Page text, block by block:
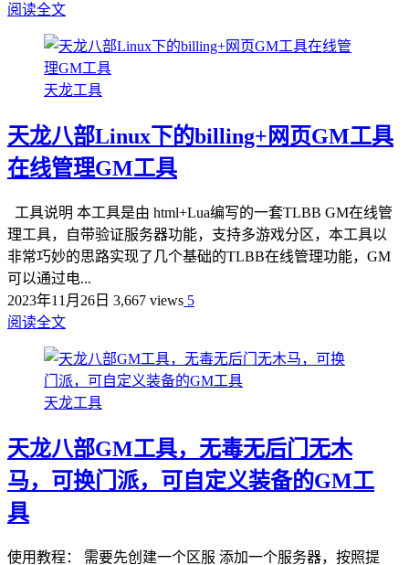
阅读全文
天龙工具
天龙八部Linux下的billing+网页GM工具
在线管理GM工具
工具说明 本工具是由 html+Lua编写的一套TLBB GM在线管
理工具，自带验证服务器功能，支持多游戏分区，本工具以
非常巧妙的思路实现了几个基础的TLBB在线管理功能，GM
可以通过电...
2023年11月26日 3,667 views 5
阅读全文
天龙工具
天龙八部GM工具，无毒无后门无木
马，可换门派，可自定义装备的GM工
具
使用教程： 需要先创建一个区服 添加一个服务器，按照提